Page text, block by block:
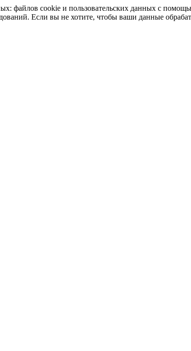
файлов cookie и пользовательских данных с
Если вы не хотите, чтобы ваши данные